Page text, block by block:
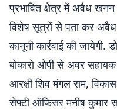
प्रभावित क्षेत्र में अवैध खनन
विशेष सूत्रों से पता कर
कानूनी कार्रवाई की
बोकारो ओपी से अवर
आरक्षी शिव मंगल राम,
सेफ्टी ऑफिसर मनीष कुमार